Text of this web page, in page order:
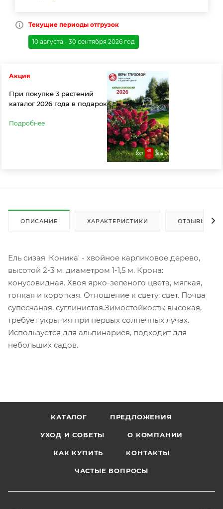
Текущие периоды отгрузок
10 августа - 30 сентября 2026 год
Акция
При покупке 3 растений
каталог 2026 года в подарок
Подробнее
ОПИСАНИЕ ХАРАКТЕРИСТИКИ ОТЗЫВЫ
Ель сизая 'Коника' - хвойное карликовое дерево,
высотой 2-3 м. диаметром 1-1,5 м. Крона:
конусовидная. Хвоя ярко-зеленого цвета, мягкая,
тонкая и короткая. Отношение к свету: свет. Почва
cупесчаная, суглинистая.Зимостойкость: высокая,
требует укрытия при первых солнечных лучах.
Используется для альпинариев, подходит для
небольших садов.
КАТАЛОГ ПРЕДЛОЖЕНИЯ
УХОД И СОВЕТЫ О КОМПАНИИ
КАК КУПИТЬ КОНТАКТЫ
ЧАСТЫЕ ВОПРОСЫ